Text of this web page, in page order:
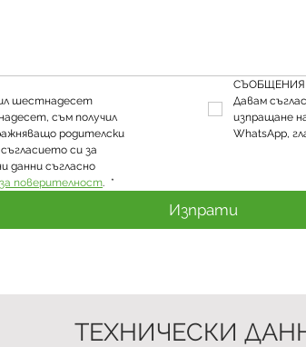
шестнадесет
съм получил
родителски
си за
данни съгласно
поверителност. *
СЪОБЩЕНИЯ
Давам
изпращане
WhatsApp,
Изпрати
ТЕХНИЧЕСКИ